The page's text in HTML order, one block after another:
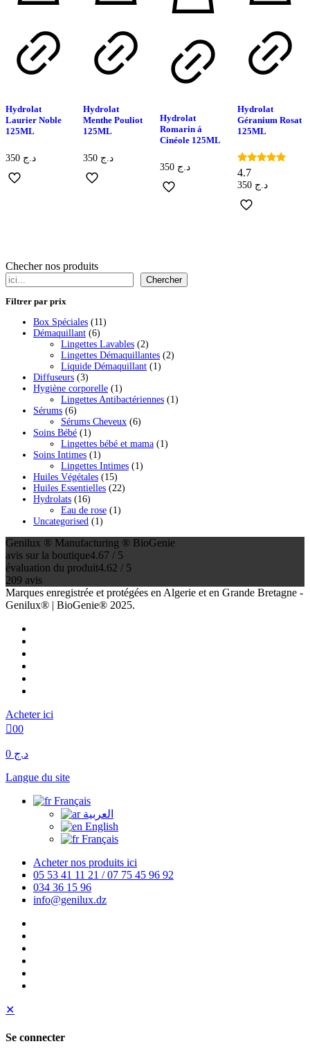
Hydrolat
Laurier Noble
125ML
د.ج
Hydrolat
Menthe Pouliot
125ML
د.ج 350
Hydrolat
Romarin á
Cinéole 125ML
د.ج
Hydrolat
Géranium Rosat
125ML
Note
4.67
sur 5
4.7
د.ج 350
Checher nos produits
Chercher
Filtrer par prix
Box Spéciales
1111
Démaquillant 66
produits
Lingettes Lavables 22
produits
Lingettes Démaquillantes 22
Liquide Démaquillant 11
Diffuseurs 33
produits
Hygiène corporelle 11
produit
Lingettes Antibactériennes 11
Sérums 66
produits
Sérums Cheveux 66
Soins Bébé 11
produit
Lingettes bébé et mama 11
Soins Intimes 11
produit
Lingettes Intimes 11
Huiles Végétales 1515
produits
Huiles Essentielles 2222
Hydrolats 1616
produits
Eau de rose 11
Uncategorised 11
Genilux ® Manufacturing ® BioGenie
avis sur la boutique4.67 / 5
évaluation du produit4.62 / 5
209 avis
Marques enregistrée et protégées en Algerie et en Grande Bretagne -
Genilux® | BioGenie® 2025.
Acheter ici
00
د.ج 0
Langue du site
Français
العربية
English
Français
Acheter nos produits ici
05 53 41 11 21 / 07 75 45 96 92
034 36 15 96
info@genilux.dz
✕
Se connecter